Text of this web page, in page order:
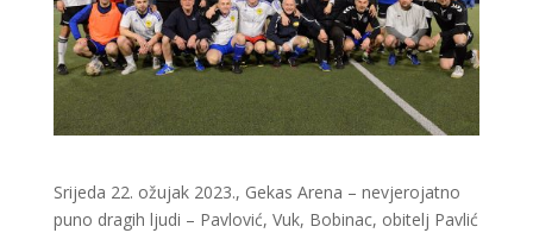
Srijeda 22. ožujak 2023., Gekas Arena – nevjerojatno
puno dragih ljudi – Pavlović, Vuk, Bobinac, obitelj Pavlić